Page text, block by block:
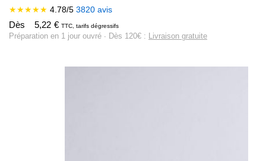
★★★★★ 4.78/5 3820 avis
Dès 5,22 € TTC, tarifs dégressifs
Préparation en 1 jour ouvré ∙ Dès 120€ : Livraison gratuite